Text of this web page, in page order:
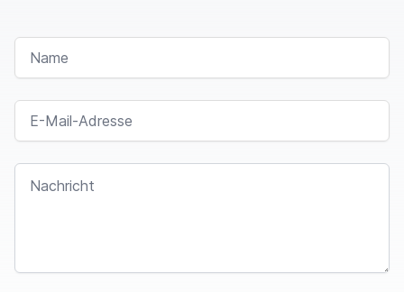
NAME
E-MAIL-ADRESSE
NACHRICHT